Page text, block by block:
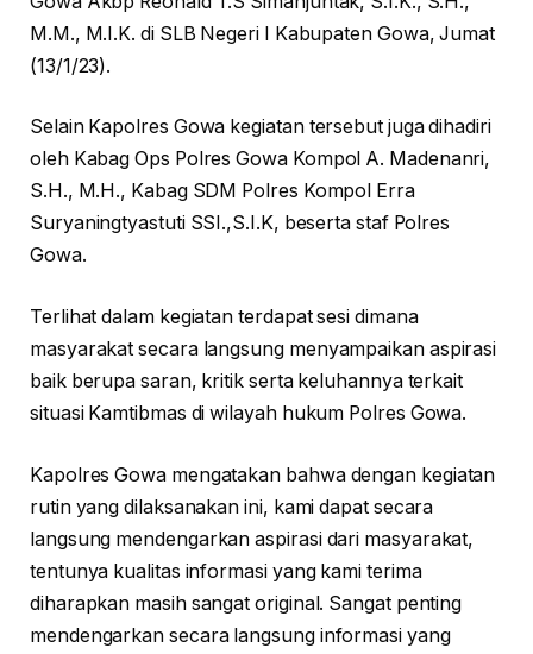
M.M., M.I.K. di SLB Negeri I Kabupaten Gowa, Jumat
(13/1/23).
Selain Kapolres Gowa kegiatan tersebut juga dihadiri
oleh Kabag Ops Polres Gowa Kompol A. Madenanri,
S.H., M.H., Kabag SDM Polres Kompol Erra
Suryaningtyastuti SSI.,S.I.K, beserta staf Polres
Gowa.
Terlihat dalam kegiatan terdapat sesi dimana
masyarakat secara langsung menyampaikan aspirasi
baik berupa saran, kritik serta keluhannya terkait
situasi Kamtibmas di wilayah hukum Polres Gowa.
Kapolres Gowa mengatakan bahwa dengan kegiatan
rutin yang dilaksanakan ini, kami dapat secara
langsung mendengarkan aspirasi dari masyarakat,
tentunya kualitas informasi yang kami terima
diharapkan masih sangat original. Sangat penting
mendengarkan secara langsung informasi yang